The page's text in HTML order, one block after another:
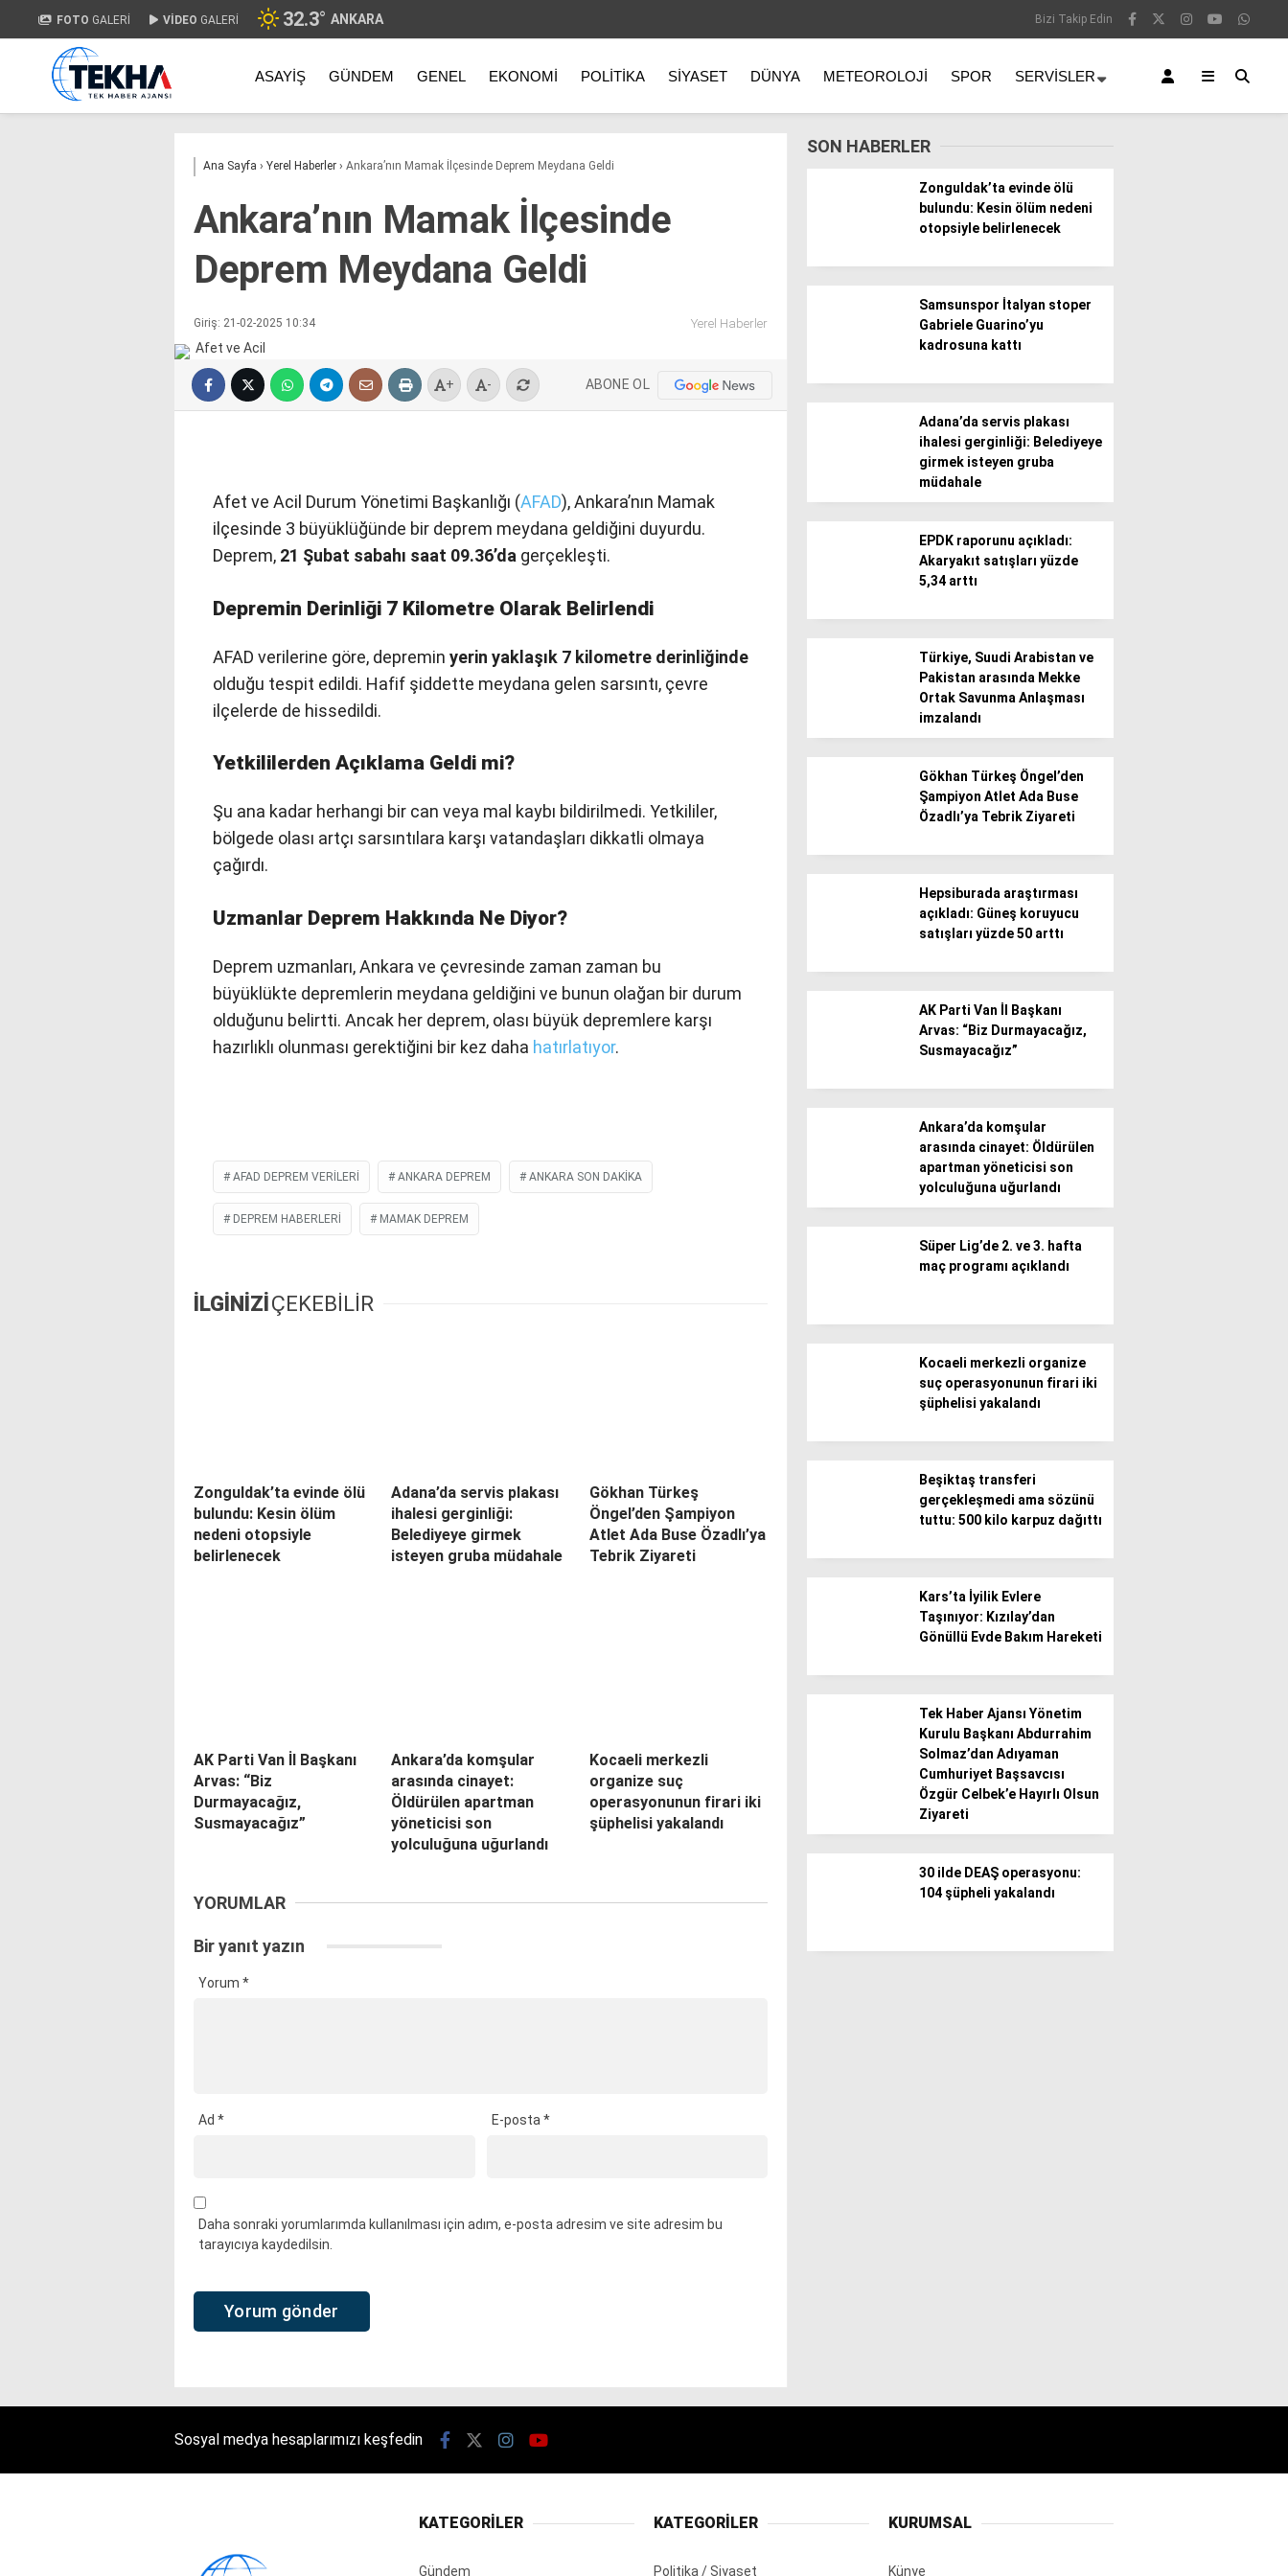
Politika / Siyaset
Magazin
FOTO GALERİ VİDEO GALERİ 32.3° ANKARA Bizi Takip Edin
ASAYIŞ GÜNDEM GENEL EKONOMI POLITIKA SIYASET DÜNYA METEOROLOJI SPOR SERVISLER
Ana Sayfa › Yerel Haberler › Ankara’nın Mamak İlçesinde Deprem Meydana Geldi
Ankara’nın Mamak İlçesinde
Deprem Meydana Geldi
Giriş: 21-02-2025 10:34 Yerel Haberler
+ - ABONE OL
Afet ve Acil Durum Yönetimi Başkanlığı (AFAD), Ankara’nın Mamak
ilçesinde 3 büyüklüğünde bir deprem meydana geldiğini duyurdu.
Deprem, 21 Şubat sabahı saat 09.36’da gerçekleşti.
Depremin Derinliği 7 Kilometre Olarak Belirlendi
AFAD verilerine göre, depremin yerin yaklaşık 7 kilometre derinliğinde
olduğu tespit edildi. Hafif şiddette meydana gelen sarsıntı, çevre
ilçelerde de hissedildi.
Yetkililerden Açıklama Geldi mi?
Şu ana kadar herhangi bir can veya mal kaybı bildirilmedi. Yetkililer,
bölgede olası artçı sarsıntılara karşı vatandaşları dikkatli olmaya
çağırdı.
Uzmanlar Deprem Hakkında Ne Diyor?
Deprem uzmanları, Ankara ve çevresinde zaman zaman bu
büyüklükte depremlerin meydana geldiğini ve bunun olağan bir durum
olduğunu belirtti. Ancak her deprem, olası büyük depremlere karşı
hazırlıklı olunması gerektiğini bir kez daha hatırlatıyor.
AFAD DEPREM VERILERI ANKARA DEPREM ANKARA SON DAKIKA
DEPREM HABERLERI MAMAK DEPREM
İLGİNİZİ ÇEKEBİLİR
Zonguldak’ta evinde ölü
bulundu: Kesin ölüm
nedeni otopsiyle
belirlenecek
Adana’da servis plakası
ihalesi gerginliği:
Belediyeye girmek
isteyen gruba müdahale
Gökhan Türkeş
Öngel’den Şampiyon
Atlet Ada Buse Özadlı’ya
Tebrik Ziyareti
AK Parti Van İl Başkanı
Arvas: “Biz
Durmayacağız,
Susmayacağız”
Ankara’da komşular
arasında cinayet:
Öldürülen apartman
yöneticisi son
yolculuğuna uğurlandı
Kocaeli merkezli
organize suç
operasyonunun firari iki
şüphelisi yakalandı
YORUMLAR
Bir yanıt yazın
Yorum *
Ad * E-posta*
Daha sonraki yorumlarımda kullanılması için adım, e-posta adresim ve site adresim bu
tarayıcıya kaydedilsin.
SON HABERLER
Zonguldak’ta evinde ölü
bulundu: Kesin ölüm nedeni
otopsiyle belirlenecek
Samsunspor İtalyan stoper
Gabriele Guarino’yu
kadrosuna kattı
Adana’da servis plakası
ihalesi gerginliği: Belediyeye
girmek isteyen gruba
müdahale
EPDK raporunu açıkladı:
Akaryakıt satışları yüzde
5,34 arttı
Türkiye, Suudi Arabistan ve
Pakistan arasında Mekke
Ortak Savunma Anlaşması
imzalandı
Gökhan Türkeş Öngel’den
Şampiyon Atlet Ada Buse
Özadlı’ya Tebrik Ziyareti
Hepsiburada araştırması
açıkladı: Güneş koruyucu
satışları yüzde 50 arttı
AK Parti Van İl Başkanı
Arvas: “Biz Durmayacağız,
Susmayacağız”
Ankara’da komşular
arasında cinayet: Öldürülen
apartman yöneticisi son
yolculuğuna uğurlandı
Süper Lig’de 2. ve 3. hafta
maç programı açıklandı
Kocaeli merkezli organize
suç operasyonunun firari iki
şüphelisi yakalandı
Beşiktaş transferi
gerçekleşmedi ama sözünü
tuttu: 500 kilo karpuz dağıttı
Kars’ta İyilik Evlere
Taşınıyor: Kızılay’dan
Gönüllü Evde Bakım Hareketi
Tek Haber Ajansı Yönetim
Kurulu Başkanı Abdurrahim
Solmaz’dan Adıyaman
Cumhuriyet Başsavcısı
Özgür Celbek’e Hayırlı Olsun
Ziyareti
30 ilde DEAŞ operasyonu:
104 şüpheli yakalandı
Sosyal medya hesaplarımızı keşfedin
KATEGORİLER
Gündem
KATEGORİLER
Politika / Siyaset
KURUMSAL
Künye